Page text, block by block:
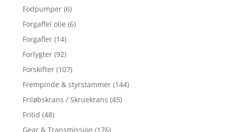
Fodpumper (6)
Forgaffel olie (6)
Forgafler (14)
Forlygter (92)
Forskifter (107)
Frempinde & styrstammer (144)
Friløbskrans / Skruekrans (45)
Fritid (48)
Gear & Transmission (176)